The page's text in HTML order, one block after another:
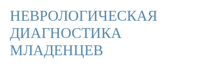
НЕВРОЛОГИЧЕСКАЯ
ДИАГНОСТИКА
МЛАДЕНЦЕВ